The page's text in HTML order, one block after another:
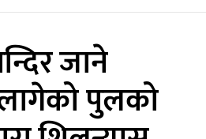
जाने
लागेको पुलको